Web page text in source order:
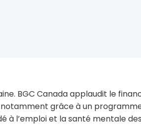
BGC Canada applaudit le
notamment grâce à un
l’emploi et la santé mentale